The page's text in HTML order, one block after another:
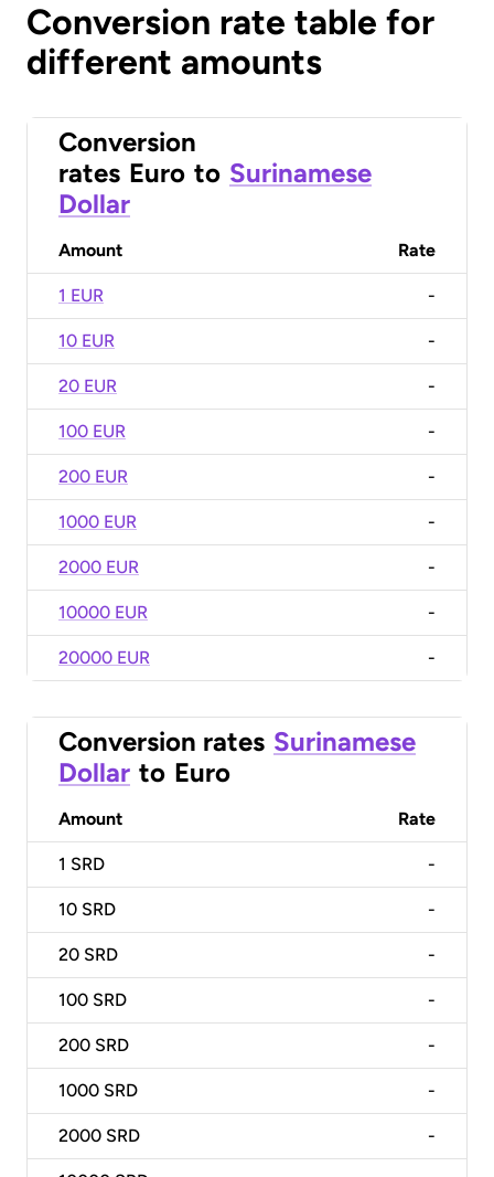
Conversion rate table for
different amounts
Conversion
rates Euro to Surinamese
Dollar
Amount Rate
1 EUR -
10 EUR -
20 EUR -
100 EUR -
200 EUR -
1000 EUR -
2000 EUR -
10000 EUR -
20000 EUR -
Conversion rates Surinamese
Dollar to Euro
Amount Rate
1 SRD -
10 SRD -
20 SRD -
100 SRD -
200 SRD -
1000 SRD -
2000 SRD -